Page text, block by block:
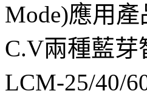
Mode)應用
C.V兩種藍
LCM-25/40/